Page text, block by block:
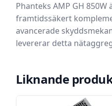
Phanteks AMP GH
framtidssäkert
avancerade
levererar detta
Liknande